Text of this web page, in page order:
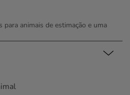
para animais de estimação e uma